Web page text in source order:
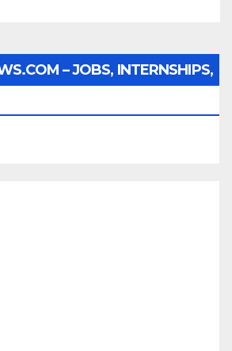
– JOBS, INTERNSHIPS,